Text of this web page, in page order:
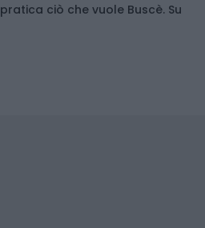
ciò che vuole Buscè. Su